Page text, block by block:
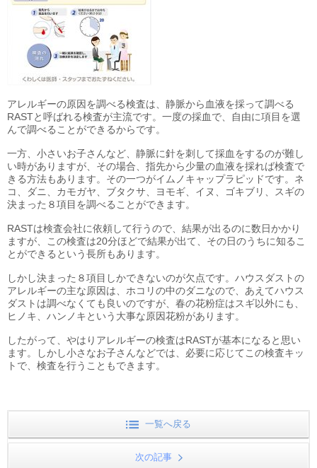
アレルギーの原因を調べる検査は、静脈から血液を採って調べる
RASTと呼ばれる検査が主流です。一度の採血で、自由に項目を選
んで調べることができるからです。
一方、小さいお子さんなど、静脈に針を刺して採血をするのが難し
い時がありますが、その場合、指先から少量の血液を採れば検査で
きる方法もあります。その一つがイムノキャップラピッドです。ネ
コ、ダニ、カモガヤ、ブタクサ、ヨモギ、イヌ、ゴキブリ、スギの
決まった８項目を調べることができます。
RASTは検査会社に依頼して行うので、結果が出るのに数日かかり
ますが、この検査は20分ほどで結果が出て、その日のうちに知るこ
とができるという長所もあります。
しかし決まった８項目しかできないのが欠点です。ハウスダストの
アレルギーの主な原因は、ホコリの中のダニなので、あえてハウス
ダストは調べなくても良いのですが、春の花粉症はスギ以外にも、
ヒノキ、ハンノキという大事な原因花粉があります。
したがって、やはりアレルギーの検査はRASTが基本になると思い
ます。しかし小さなお子さんなどでは、必要に応じてこの検査キッ
トで、検査を行うこともできます。
一覧へ戻る
次の記事